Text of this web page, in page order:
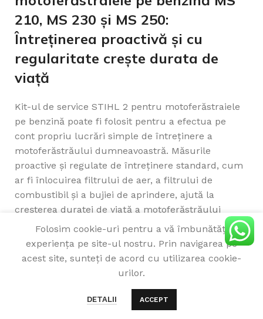
210, MS 230 și MS 250:
Întreținerea proactivă și cu
regularitate crește durata de
viață
Kit-ul de service STIHL 2 pentru motoferăstraiele
pe benzină poate fi folosit pentru a efectua pe
cont propriu lucrări simple de întreținere a
motoferăstrăului dumneavoastră. Măsurile
proactive și regulate de întreținere standard, cum
ar fi înlocuirea filtrului de aer, a filtrului de
combustibil și a bujiei de aprindere, ajută la
creșterea duratei de viață a motoferăstrăului
dumneavoastră. Acest lucru vă va permite să
protejați componentele și piesele utilajului de
murdărie și deteriorări și să vă asigurați că
motorul motoferăstrăului dumneavoastră
performanțe optime. Kit-ul de service STIHL 2
pentru modelele MS 210, 230 și MS 250 include
Folosim cookie-uri pentru a vă îmbunătăți
experiența pe site-ul nostru. Prin navigarea pe
acest site, sunteți de acord cu utilizarea cookie-
urilor.
DETALII ACCEPT
MOTOFERASTRAIE
–
lei
OPTIONS
Compară